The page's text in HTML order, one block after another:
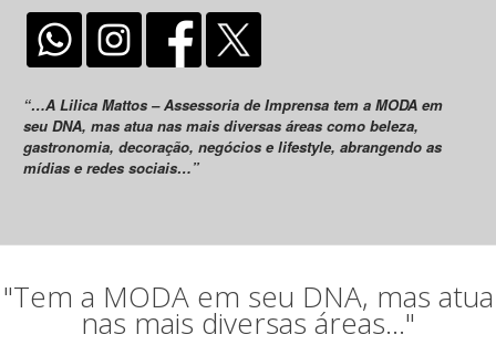
“…A Lilica Mattos – Assessoria de Imprensa tem a MODA em
seu DNA, mas atua nas mais diversas áreas como beleza,
gastronomia, decoração, negócios e lifestyle, abrangendo as
mídias e redes sociais…”
"Tem a MODA em seu DNA, mas atua
nas mais diversas áreas..."